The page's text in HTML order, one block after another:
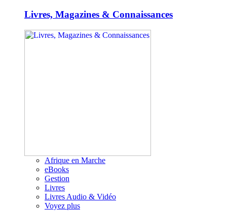
Livres, Magazines & Connaissances
Afrique en Marche
eBooks
Gestion
Livres
Livres Audio & Vidéo
Voyez plus